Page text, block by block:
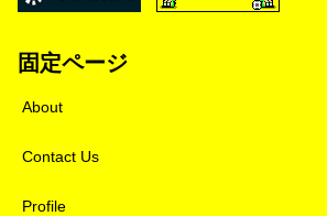
固定ページ
About
Contact Us
Profile